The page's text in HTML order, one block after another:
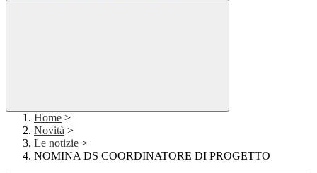
Home >
Novità >
Le notizie >
NOMINA DS COORDINATORE DI PROGETTO